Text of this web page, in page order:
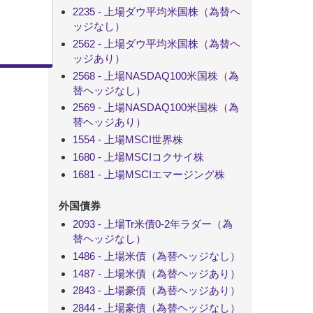
2235 - 上場ダウ平均米国株（為替ヘ
ッジなし）
2562 - 上場ダウ平均米国株（為替ヘ
ッジあり）
2568 - 上場NASDAQ100米国株（為
替ヘッジなし）
2569 - 上場NASDAQ100米国株（為
替ヘッジあり）
1554 - 上場MSCI世界株
1680 - 上場MSCIコクサイ株
1681 - 上場MSCIエマージング株
外国債券
2093 - 上場Tr米債0-2年ラダー（為
替ヘッジなし）
1486 - 上場米債（為替ヘッジなし）
1487 - 上場米債（為替ヘッジあり）
2843 - 上場豪債（為替ヘッジあり）
2844 - 上場豪債（為替ヘッジなし）